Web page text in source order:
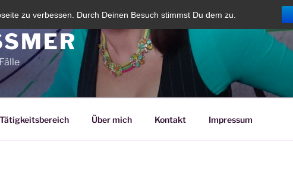
zu verbessen. Durch Deinen Besuch stimmst Du dem zu.
Tätigkeitsbereich Über mich Kontakt Impressum